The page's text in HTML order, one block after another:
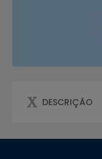
DESCRIÇÃO